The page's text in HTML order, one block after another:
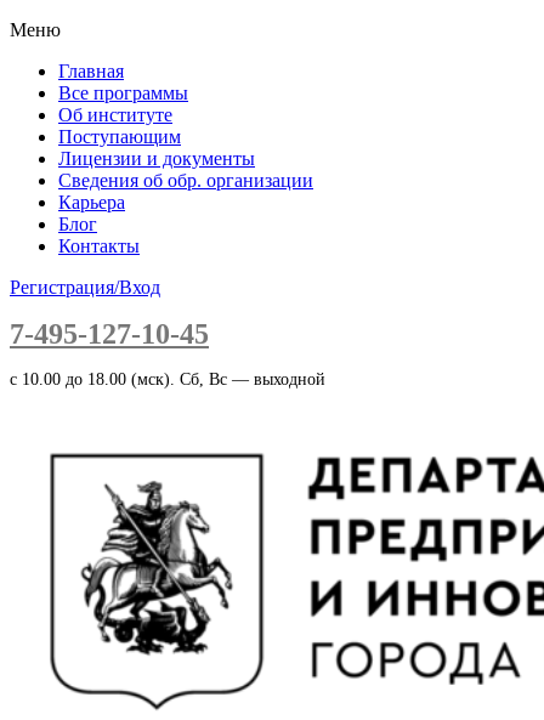
Меню
Главная
Все программы
Об институте
Поступающим
Лицензии и документы
Сведения об обр. организации
Карьера
Блог
Контакты
Регистрация/Вход
7-495-127-10-45
c 10.00 до 18.00 (мск). Сб, Вс — выходной